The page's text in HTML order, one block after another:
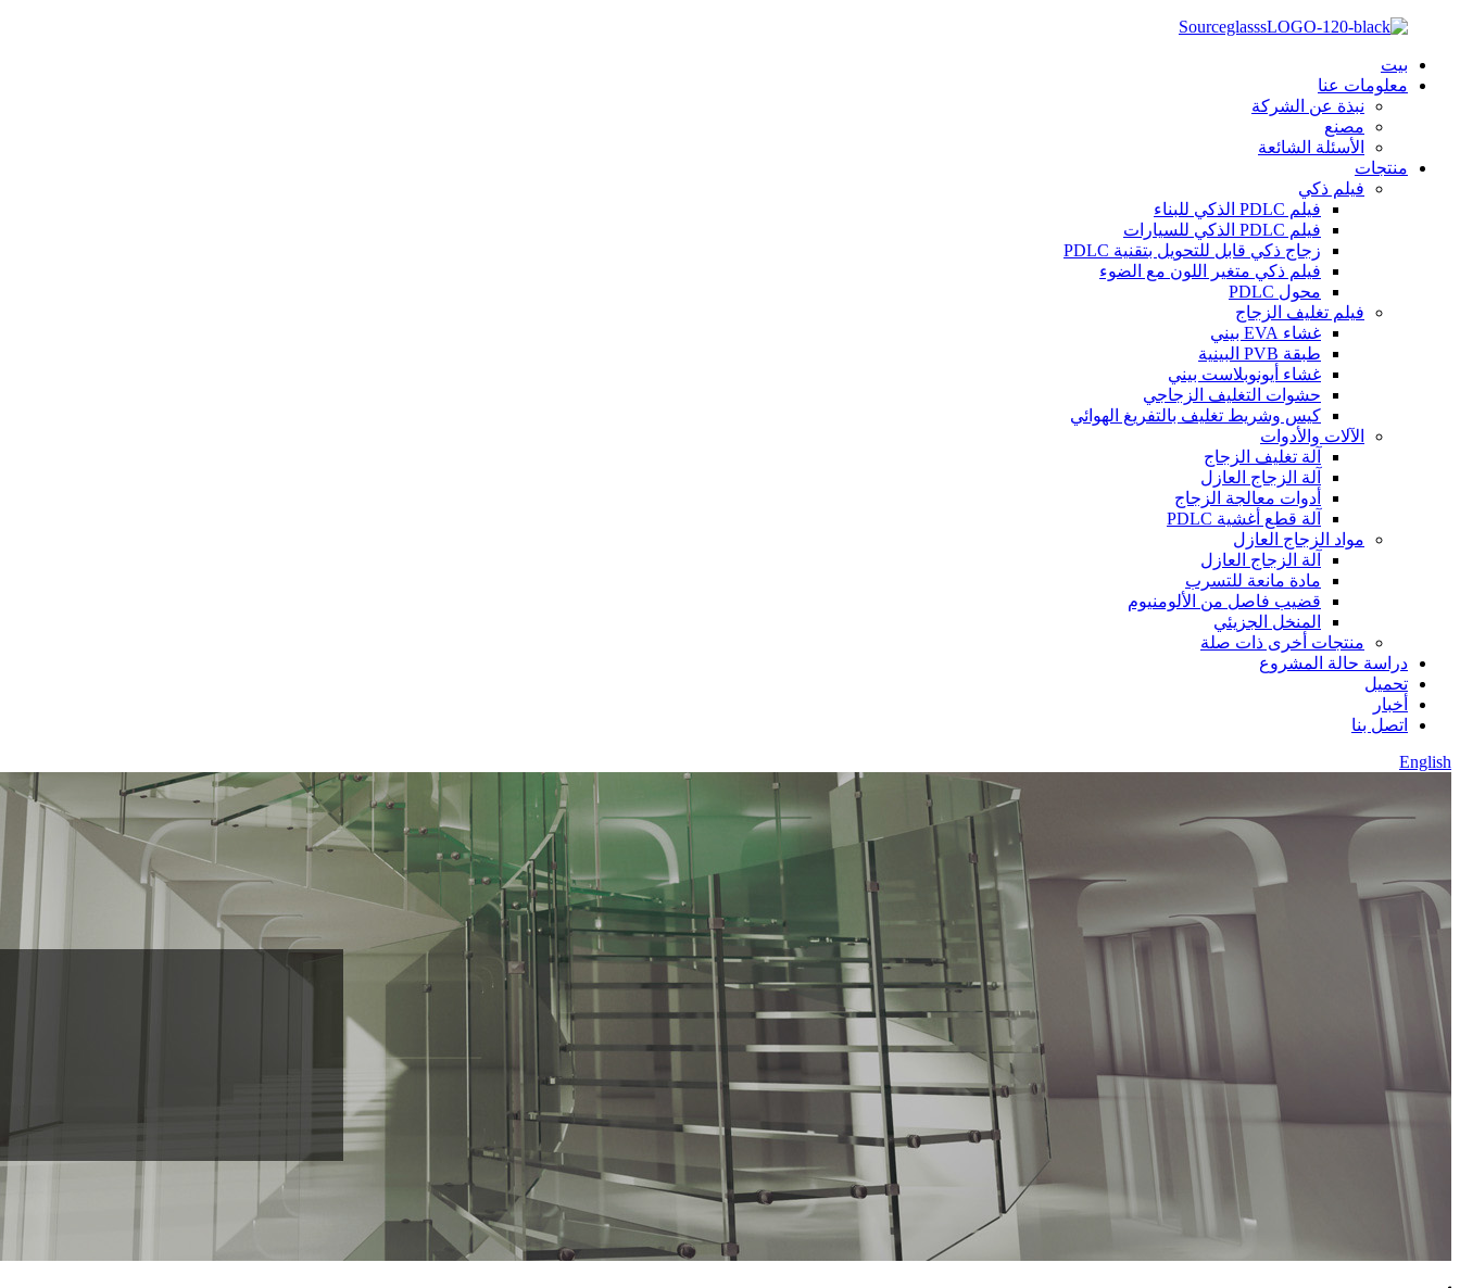
بيت
معلومات عنا
نبذة عن الشركة
مصنع
الأسئلة الشائعة
منتجات
فيلم ذكي
فيلم PDLC الذكي للبناء
فيلم PDLC الذكي للسيارات
زجاج ذكي قابل للتحويل بتقنية PDLC
فيلم ذكي متغير اللون مع الضوء
محول PDLC
فيلم تغليف الزجاج
غشاء EVA بيني
طبقة PVB البينية
غشاء أيونوبلاست بيني
حشوات التغليف الزجاجي
كيس وشريط تغليف بالتفريغ الهوائي
الآلات والأدوات
آلة تغليف الزجاج
آلة الزجاج العازل
أدوات معالجة الزجاج
آلة قطع أغشية PDLC
مواد الزجاج العازل
آلة الزجاج العازل
مادة مانعة للتسرب
قضيب فاصل من الألومنيوم
المنخل الجزيئي
منتجات أخرى ذات صلة
دراسة حالة المشروع
تحميل
أخبار
اتصل بنا
English